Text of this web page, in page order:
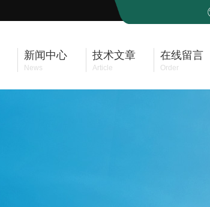
新闻中心
News
技术文章
Article
在线留言
Order